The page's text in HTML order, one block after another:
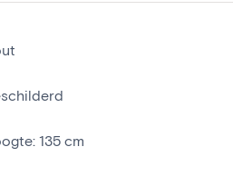
: 135 cm